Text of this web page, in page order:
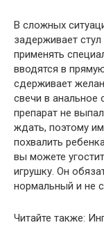
В сложных
задерживает
применять
вводятся в
сдерживает
свечи в анальное
препарат не
ждать, поэтому
похвалить
вы можете
игрушку. Он
нормальный и не
Читайте также: